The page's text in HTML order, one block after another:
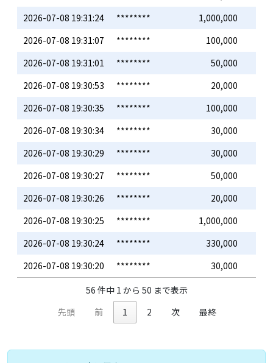
2026-07-08 19:31:24
********
1,000,000
2026-07-08 19:31:07
********
100,000
2026-07-08 19:31:01
********
50,000
2026-07-08 19:30:53
********
20,000
2026-07-08 19:30:35
********
100,000
2026-07-08 19:30:34
********
30,000
2026-07-08 19:30:29
********
30,000
2026-07-08 19:30:27
********
50,000
2026-07-08 19:30:26
********
20,000
2026-07-08 19:30:25
********
1,000,000
2026-07-08 19:30:24
********
330,000
2026-07-08 19:30:20
******** 30,000
56 件中 1 から 50 まで表示
先頭
前 1 2 次 最終